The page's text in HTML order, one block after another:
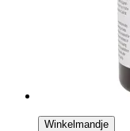
Winkelmandje